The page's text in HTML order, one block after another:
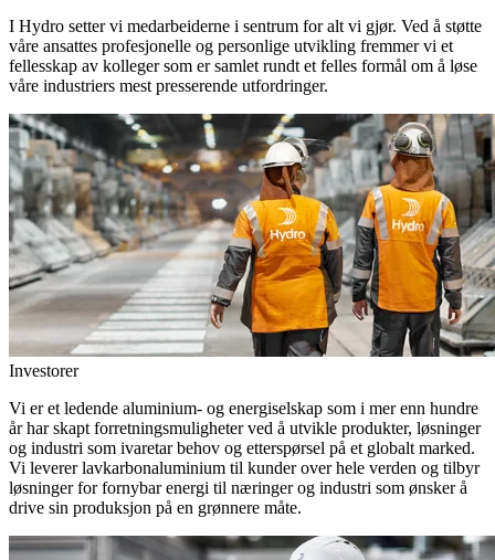
I Hydro setter vi medarbeiderne i sentrum for alt vi gjør. Ved å støtte
våre ansattes profesjonelle og personlige utvikling fremmer vi et
fellesskap av kolleger som er samlet rundt et felles formål om å løse
våre industriers mest presserende utfordringer.
Investorer
Vi er et ledende aluminium- og energiselskap som i mer enn hundre
år har skapt forretningsmuligheter ved å utvikle produkter, løsninger
og industri som ivaretar behov og etterspørsel på et globalt marked.
Vi leverer lavkarbonaluminium til kunder over hele verden og tilbyr
løsninger for fornybar energi til næringer og industri som ønsker å
drive sin produksjon på en grønnere måte.